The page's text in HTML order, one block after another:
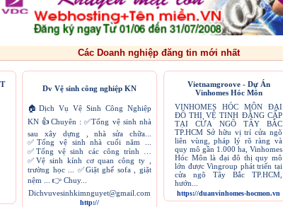
Các Doanh nghiệp đăng tin mới nhất
Dv Vệ sinh công nghiệp KN
🏠Dịch Vụ Vệ Sinh Công Nghiệp
KN 👍Chuyên : ✅Tổng vệ sinh nhà
sau xây dựng , nhà sửa chữa...
✅Tổng vệ sinh nhà cuối năm ...
✅Tổng vệ sinh các công trình …
✅Vệ sinh kính cơ quan công ty ,
trường học ... ✅Giặt ghế sofa , giặt
nệm ... 👉 Chuy...
Dichvuvesinhkimnguyet@gmail.com
http://
Vietnamgroove - Dự Án
Vinhomes Hóc Môn
VINHOMES HÓC MÔN ĐẠI
ĐÔ THỊ VỆ TINH ĐẲNG CẤP
TẠI CỬA NGÕ TÂY BẮC
TP.HCM Sở hữu vị trí cửa ngõ
liên vùng, pháp lý rõ ràng và
quy mô gần 1.000 ha, Vinhomes
Hóc Môn là đại đô thị quy mô
lớn được Vingroup phát triển tại
cửa ngõ Tây Bắc TP.HCM,
hướn...
https://duanvinhomes-hocmon.vn